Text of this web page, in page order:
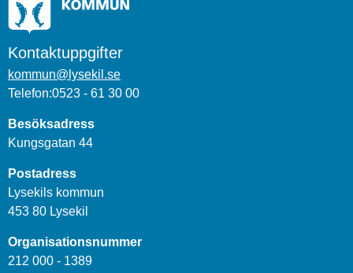
Kontaktuppgifter
kommun@lysekil.se
Telefon:0523 - 61 30 00
Besöksadress
Kungsgatan 44
Postadress
Lysekils kommun
453 80 Lysekil
Organisationsnummer
212 000 - 1389